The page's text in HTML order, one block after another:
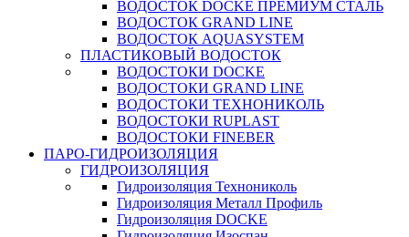
ВОДОСТОК DOCKE ПРЕМИУМ СТАЛЬ
ВОДОСТОК GRAND LINE
ВОДОСТОК AQUASYSTEM
ПЛАСТИКОВЫЙ ВОДОСТОК
ВОДОСТОКИ DOCKE
ВОДОСТОКИ GRAND LINE
ВОДОСТОКИ ТЕХНОНИКОЛЬ
ВОДОСТОКИ RUPLAST
ВОДОСТОКИ FINEBER
ПАРО-ГИДРОИЗОЛЯЦИЯ
ГИДРОИЗОЛЯЦИЯ
Гидроизоляция Технониколь
Гидроизоляция Металл Профиль
Гидроизоляция DOCKE